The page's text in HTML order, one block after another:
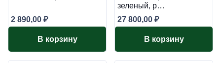
2 890,00 ₽
В корзину
зеленый, р…
27 800,00 ₽
В корзину